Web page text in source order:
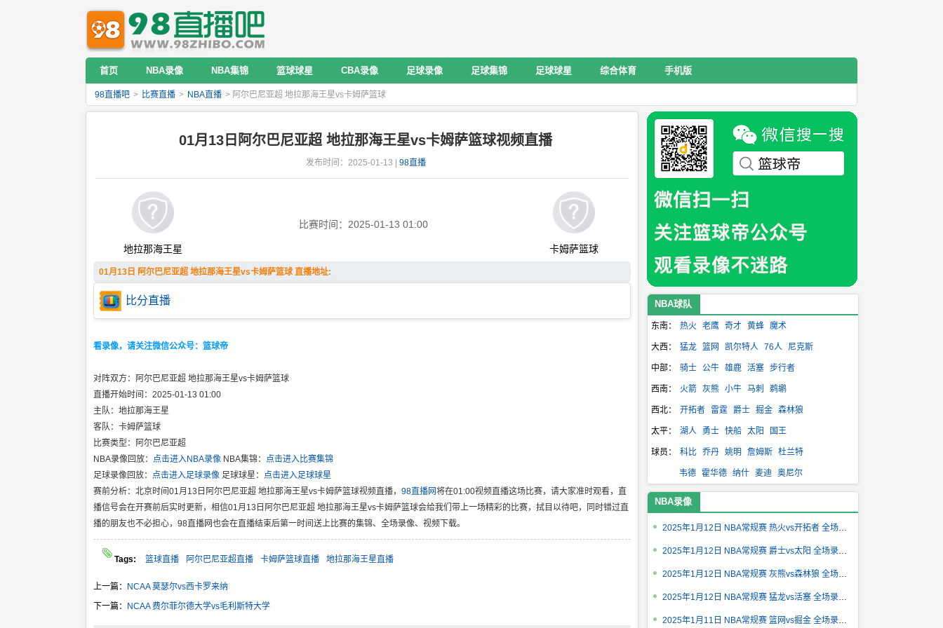
首页 NBA录像 NBA集锦 篮球球星 CBA录像 足球录像 足球集锦 足球球星 综合体育 手机版
98直播吧 > 比赛直播 > NBA直播 > 阿尔巴尼亚超 地拉那海王星vs卡姆萨篮球
01月13日阿尔巴尼亚超 地拉那海王星vs卡姆萨篮球视频直播
发布时间：2025-01-13 | 98直播
地拉那海王星
比赛时间： 2025-01-13 01:00
卡姆萨篮球
01月13日 阿尔巴尼亚超 地拉那海王星vs卡姆萨篮球 直播地址:
比分直播
看录像，请关注微信公众号：篮球帝
对阵双方：阿尔巴尼亚超 地拉那海王星vs卡姆萨篮球
直播开始时间：2025-01-13 01:00
主队：地拉那海王星
客队：卡姆萨篮球
比赛类型：阿尔巴尼亚超
NBA录像回放： 点击进入NBA录像 NBA集锦： 点击进入比赛集锦
足球录像回放： 点击进入足球录像 足球球星： 点击进入足球球星
赛前分析：北京时间01月13日阿尔巴尼亚超 地拉那海王星vs卡姆萨篮球视频直播， 98直播网将在01:00视频直播这场比赛，请大家准时观看，直
播信号会在开赛前后实时更新，相信01月13日阿尔巴尼亚超 地拉那海王星vs卡姆萨篮球会给我们带上一场精彩的比赛，拭目以待吧，同时错过直
播的朋友也不必担心，98直播网也会在直播结束后第一时间送上比赛的集锦、全场录像、视频下载。
Tags: 篮球直播 阿尔巴尼亚超直播 卡姆萨篮球直播 地拉那海王星直播
上一篇：
NCAA 莫瑟尔vs西卡罗来纳
下一篇：
NCAA 费尔菲尔德大学vs毛利斯特大学
NBA球队
东南： 热火 老鹰 奇才 黄蜂 魔术
大西： 猛龙 篮网 凯尔特人 76人 尼克斯
中部： 骑士 公牛 雄鹿 活塞 步行者
西南： 火箭 灰熊 小牛 马刺 鹈鹕
西北： 开拓者 雷霆 爵士 掘金 森林狼
太平： 湖人 勇士 快船 太阳 国王
球员： 科比 乔丹 姚明 詹姆斯 杜兰特
韦德 霍华德 纳什 麦迪 奥尼尔
NBA录像
2025年1月12日 NBA常规赛 热火vs开拓者 全场录像回放
2025年1月12日 NBA常规赛 爵士vs太阳 全场录像回放
2025年1月12日 NBA常规赛 灰熊vs森林狼 全场录像回放
2025年1月12日 NBA常规赛 猛龙vs活塞 全场录像回放
2025年1月11日 NBA常规赛 篮网vs掘金 全场录像回放